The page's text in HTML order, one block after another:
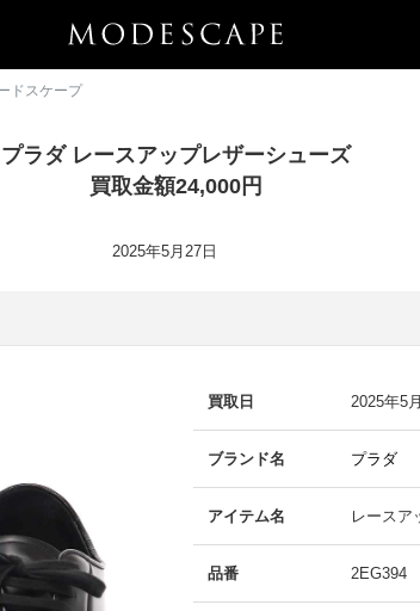
ドスケープ
プラダ レースアップレザーシューズ
買取金額24,000円
2025年5月27日
買取日 2025年5
ブランド名 プラダ
アイテム名 レースア
品番 2EG394